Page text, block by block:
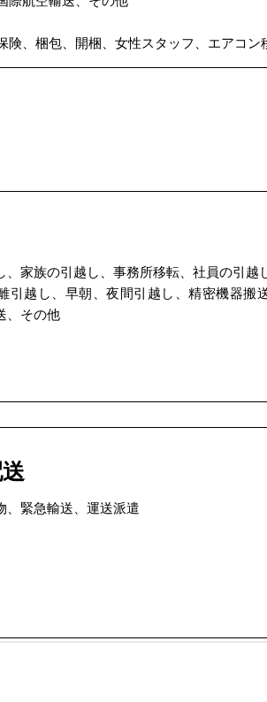
険、梱包、開梱、女性スタッフ、エアコン
、家族の引越し、事務所移転、社員の引越
引越し、早朝、夜間引越し、精密機器搬
、その他
、緊急輸送、運送派遣